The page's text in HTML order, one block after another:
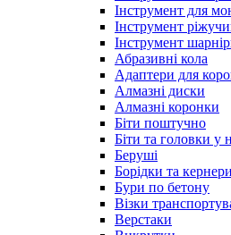
Інструмент для
Інструмент
Інструмент
Абразивні кола
Адаптери для
Алмазні диски
Алмазні коронки
Біти поштучно
Біти та головки у
Беруші
Борідки та кернери
Бури по бетону
Візки
Верстаки